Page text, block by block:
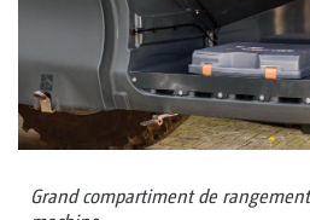
Grand compartiment de